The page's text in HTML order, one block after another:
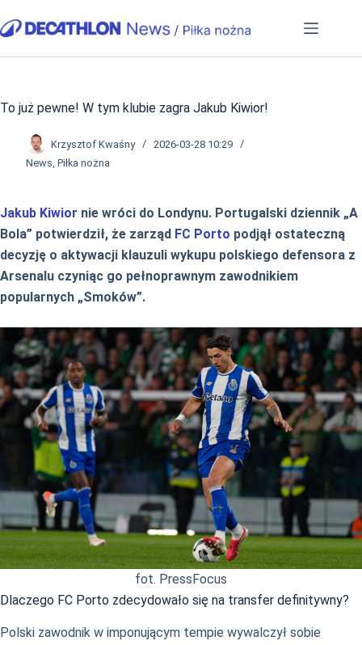
do
To już pewne! W tym klubie zagra Jakub Kiwior!
Krzysztof Kwaśny
2026-03-28 10:29
News, Piłka nożna
Jakub Kiwior nie wróci do Londynu. Portugalski dziennik „A
Bola” potwierdził, że zarząd FC Porto podjął ostateczną
decyzję o aktywacji klauzuli wykupu polskiego defensora z
Arsenalu czyniąc go pełnoprawnym zawodnikiem
popularnych „Smoków”.
fot. PressFocus
Dlaczego FC Porto zdecydowało się na transfer definitywny?
Polski zawodnik w imponującym tempie wywalczył sobie